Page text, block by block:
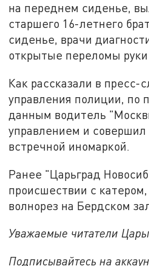
на переднем сиденье,
старшего 16-летнего
сиденье, врачи
открытые переломы руки
Как рассказали в пресс-
управления полиции, по
данным водитель
управлением и совершил
встречной иномаркой.
Ранее "Царьград
происшествии с
волнорез на Бердском
Уважаемые читатели
Подписывайтесь на